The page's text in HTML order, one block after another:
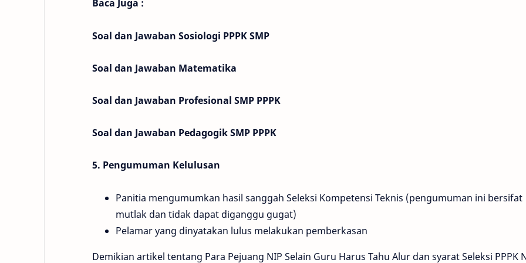
Baca Juga :
Soal dan Jawaban Sosiologi PPPK SMP
Soal dan Jawaban Matematika
Soal dan Jawaban Profesional SMP PPPK
Soal dan Jawaban Pedagogik SMP PPPK
5. Pengumuman Kelulusan
Panitia mengumumkan hasil sanggah Seleksi Kompetensi Teknis (pengumuman ini bersifat
mutlak dan tidak dapat diganggu gugat)
Pelamar yang dinyatakan lulus melakukan pemberkasan
Demikian artikel tentang Para Pejuang NIP Selain Guru Harus Tahu Alur dan syarat Seleksi PPPK